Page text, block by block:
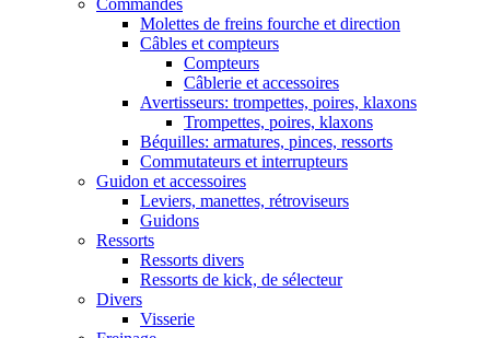
Commandes
Molettes de freins fourche et direction
Câbles et compteurs
Compteurs
Câblerie et accessoires
Avertisseurs: trompettes, poires, klaxons
Trompettes, poires, klaxons
Béquilles: armatures, pinces, ressorts
Commutateurs et interrupteurs
Guidon et accessoires
Leviers, manettes, rétroviseurs
Guidons
Ressorts
Ressorts divers
Ressorts de kick, de sélecteur
Divers
Visserie